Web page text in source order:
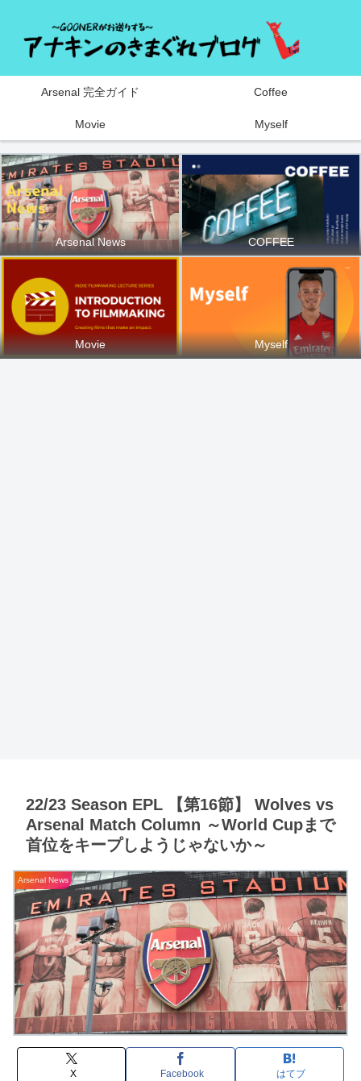
Arsenal 完全ガイド Coffee
Movie Myself
Arsenal News COFFEE
Movie Myself
22/23 Season EPL 【第16節】 Wolves vs
Arsenal Match Column ～World Cupまで
首位をキープしようじゃないか～
Arsenal News
X Facebook はてブ